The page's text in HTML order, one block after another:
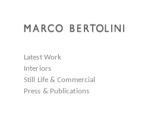
Latest Work
Interiors
Still Life & Commercial
Press & Publications